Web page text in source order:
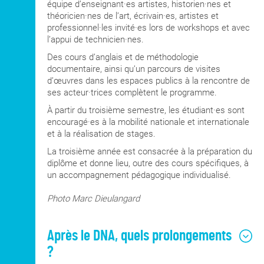
équipe d’enseignant·es artistes, historien·nes et
théoricien·nes de l’art, écrivain·es, artistes et
professionnel·les invité·es lors de workshops et avec
l’appui de technicien·nes.
Des cours d’anglais et de méthodologie
documentaire, ainsi qu’un parcours de visites
d’œuvres dans les espaces publics à la rencontre de
ses acteur·trices complètent le programme.
À partir du troisième semestre, les étudiant·es sont
encouragé·es à la mobilité nationale et internationale
et à la réalisation de stages.
La troisième année est consacrée à la préparation du
diplôme et donne lieu, outre des cours spécifiques, à
un accompagnement pédagogique individualisé.
Photo Marc Dieulangard
Après le DNA, quels prolongements
?